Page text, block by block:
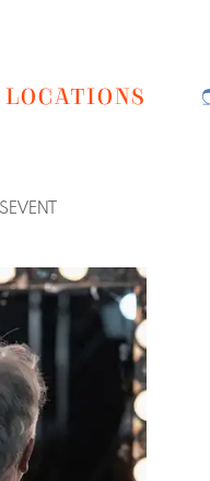
LOCATIONS
Next